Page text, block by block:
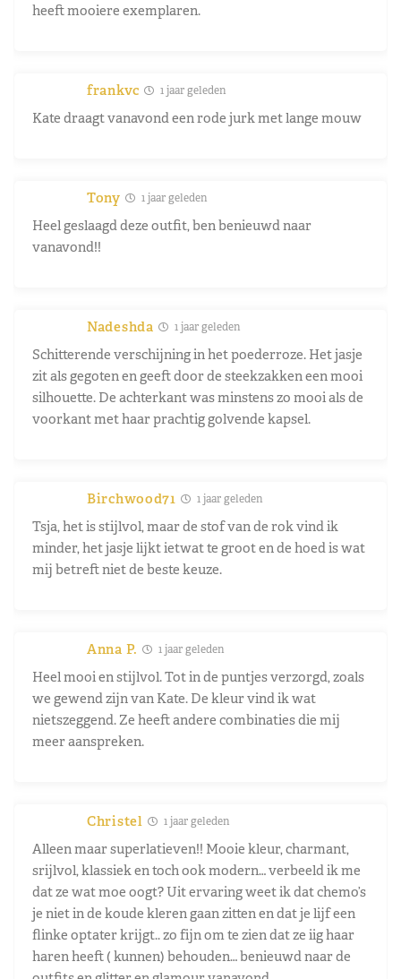
heeft mooiere exemplaren.
frankvc 1 jaar geleden
Kate draagt vanavond een rode jurk met lange mouw
Tony 1 jaar geleden
Heel geslaagd deze outfit, ben benieuwd naar
vanavond!!
Nadeshda 1 jaar geleden
Schitterende verschijning in het poederroze. Het jasje
zit als gegoten en geeft door de steekzakken een mooi
silhouette. De achterkant was minstens zo mooi als de
voorkant met haar prachtig golvende kapsel.
Birchwood71 1 jaar geleden
Tsja, het is stijlvol, maar de stof van de rok vind ik
minder, het jasje lijkt ietwat te groot en de hoed is wat
mij betreft niet de beste keuze.
Anna P. 1 jaar geleden
Heel mooi en stijlvol. Tot in de puntjes verzorgd, zoals
we gewend zijn van Kate. De kleur vind ik wat
nietszeggend. Ze heeft andere combinaties die mij
meer aanspreken.
Christel 1 jaar geleden
Alleen maar superlatieven!! Mooie kleur, charmant,
srijlvol, klassiek en toch ook modern… verbeeld ik me
dat ze wat moe oogt? Uit ervaring weet ik dat chemo’s
je niet in de koude kleren gaan zitten en dat je lijf een
flinke optater krijgt.. zo fijn om te zien dat ze iig haar
haren heeft ( kunnen) behouden… benieuwd naar de